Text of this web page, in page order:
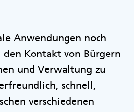
Anwendungen noch
Kontakt von Bürgern
und Verwaltung zu
schnell,
verschiedenen